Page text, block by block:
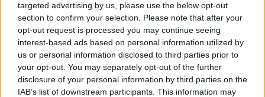
targeted advertising by us, please use the below opt-out
section to confirm your selection. Please note that after your
opt-out request is processed you may continue seeing
interest-based ads based on personal information utilized by
us or personal information disclosed to third parties prior to
your opt-out. You may separately opt-out of the further
disclosure of your personal information by third parties on the
IAB’s list of downstream participants. This information may